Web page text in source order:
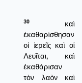
30
καὶ
ἐκαθαρίσθησαν
οἱ ἱερεῖς καὶ οἱ
Λευῖται, καὶ
ἐκαθάρισαν
τὸν λαὸν καὶ